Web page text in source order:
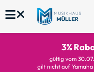
3%
gültig vom
gilt nicht auf